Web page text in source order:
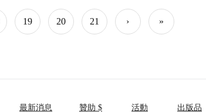
19 20 21 › »
最新消息 贊助 $ 活動 出版品